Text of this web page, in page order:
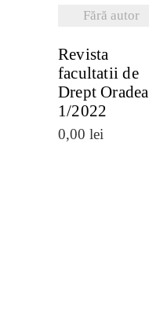
Fără autor
Revista
facultatii de
Drept Oradea
1/2022
0,00 lei